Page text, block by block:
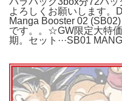
よろしくお願いします。
Manga Booster 02
です。。☆GW限定大特
期。セット···SB01